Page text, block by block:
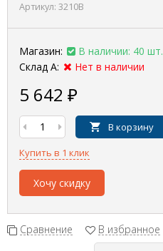
Артикул: 3210B
Магазин:
В наличии: 40 шт.
Склад А:
Нет в наличии
5 642 ₽
В корзину
Купить в 1 клик
Хочу скидку
Сравнение В избранное